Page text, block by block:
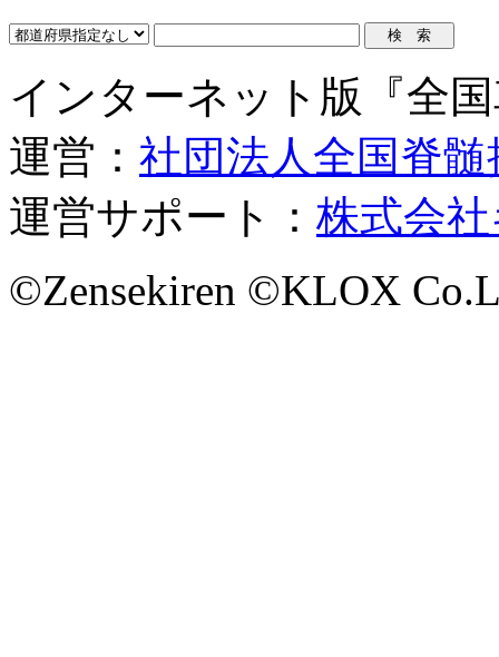
インターネット版『全
運営： 社団法人全国脊
運営サポート： 株式会
©Zensekiren ©KLOX